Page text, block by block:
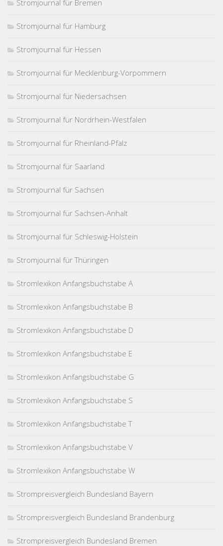
Stromjournal für Bremen
Stromjournal für Hamburg
Stromjournal für Hessen
Stromjournal für Mecklenburg-Vorpommern
Stromjournal für Niedersachsen
Stromjournal für Nordrhein-Westfalen
Stromjournal für Rheinland-Pfalz
Stromjournal für Saarland
Stromjournal für Sachsen
Stromjournal für Sachsen-Anhalt
Stromjournal für Schleswig-Holstein
Stromjournal für Thüringen
Stromlexikon Anfangsbuchstabe A
Stromlexikon Anfangsbuchstabe B
Stromlexikon Anfangsbuchstabe D
Stromlexikon Anfangsbuchstabe E
Stromlexikon Anfangsbuchstabe G
Stromlexikon Anfangsbuchstabe S
Stromlexikon Anfangsbuchstabe T
Stromlexikon Anfangsbuchstabe V
Stromlexikon Anfangsbuchstabe W
Strompreisvergleich Bundesland Bayern
Strompreisvergleich Bundesland Brandenburg
Strompreisvergleich Bundesland Bremen